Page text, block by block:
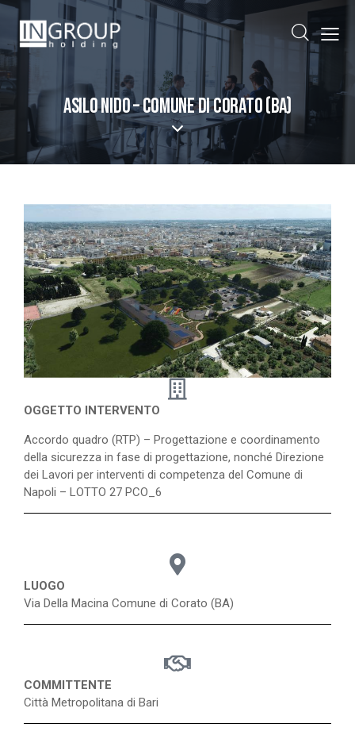
ASILO NIDO – COMUNE DI CORATO (BA)
OGGETTO INTERVENTO
Accordo quadro (RTP) – Progettazione e coordinamento
della sicurezza in fase di progettazione, nonché Direzione
dei Lavori per interventi di competenza del Comune di
Napoli – LOTTO 27 PCO_6
LUOGO
Via Della Macina Comune di Corato (BA)
COMMITTENTE
Città Metropolitana di Bari